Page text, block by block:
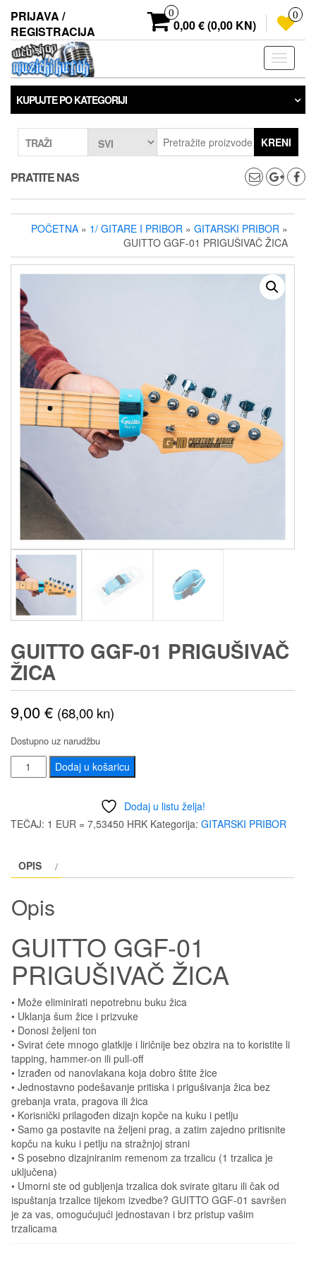
sadržaj
PRIJAVA /
REGISTRACIJA
0
0,00 € (0,00 KN)
0
KUPUJTE PO KATEGORIJI
TRAŽI KRENI
PRATITE NAS
POČETNA » 1/ GITARE I PRIBOR » GITARSKI PRIBOR »
GUITTO GGF-01 PRIGUŠIVAČ ŽICA
GUITTO GGF-01 PRIGUŠIVAČ
ŽICA
9,00€ (68,00 kn)
Dostupno uz narudžbu
GUITTO
GGF-
PRIGUŠIVAČ
Dodaj u košaricu
Dodaj u listu želja!
TEČAJ: 1 EUR = 7,53450 HRK Kategorija: GITARSKI PRIBOR
OPIS
Opis
GUITTO GGF-01
PRIGUŠIVAČ ŽICA
• Može eliminirati nepotrebnu buku žica
• Uklanja šum žice i prizvuke
• Donosi željeni ton
• Svirat ćete mnogo glatkije i liričnije bez obzira na to koristite li
tapping, hammer-on ili pull-off
• Izrađen od nanovlakana koja dobro štite žice
• Jednostavno podešavanje pritiska i prigušivanja žica bez
grebanja vrata, pragova ili žica
• Korisnički prilagođen dizajn kopče na kuku i petlju
• Samo ga postavite na željeni prag, a zatim zajedno pritisnite
kopču na kuku i petlju na stražnjoj strani
• S posebno dizajniranim remenom za trzalicu (1 trzalica je
uključena)
• Umorni ste od gubljenja trzalica dok svirate gitaru ili čak od
ispuštanja trzalice tijekom izvedbe? GUITTO GGF-01 savršen
je za vas, omogućujući jednostavan i brz pristup vašim
trzalicama